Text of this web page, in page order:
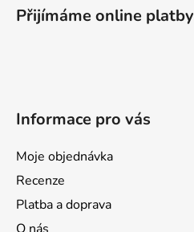
Přijímáme online platby
Informace pro vás
Moje objednávka
Recenze
Platba a doprava